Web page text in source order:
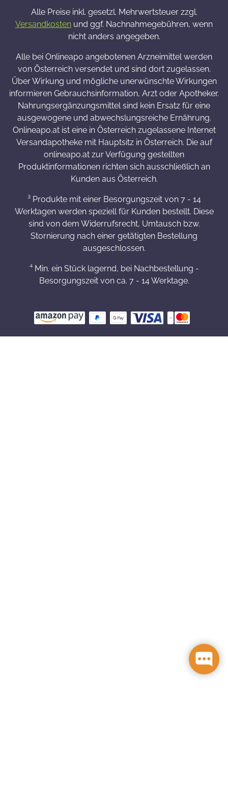
Alle Preise inkl. gesetzl. Mehrwertsteuer zzgl.
Versandkosten und ggf. Nachnahmegebühren, wenn
nicht anders angegeben.
Alle bei Onlineapo angebotenen Arzneimittel werden
von Österreich versendet und sind dort zugelassen.
Über Wirkung und mögliche unerwünschte Wirkungen
informieren Gebrauchsinformation, Arzt oder Apotheker.
Nahrungsergänzungsmittel sind kein Ersatz für eine
ausgewogene und abwechslungsreiche Ernährung.
Onlineapo.at ist eine in Österreich zugelassene Internet
Versandapotheke mit Hauptsitz in Österreich. Die auf
onlineapo.at zur Verfügung gestellten
Produktinformationen richten sich ausschließlich an
Kunden aus Österreich.
³ Produkte mit einer Besorgungszeit von 7 - 14
Werktagen werden speziell für Kunden bestellt. Diese
sind von dem Widerrufsrecht, Umtausch bzw.
Stornierung nach einer getätigten Bestellung
ausgeschlossen.
⁴ Min. ein Stück lagernd, bei Nachbestellung -
Besorgungszeit von ca. 7 - 14 Werktage.